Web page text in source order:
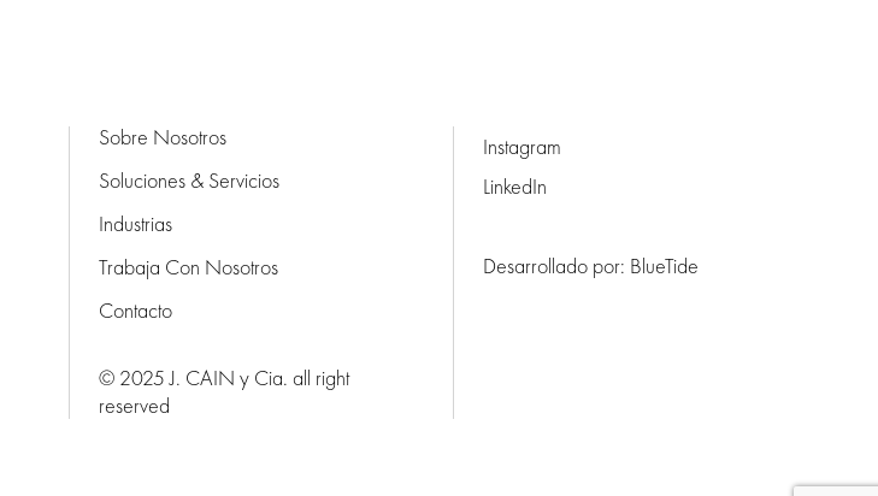
Sobre Nosotros
Soluciones & Servicios
Industrias
Trabaja Con Nosotros
Contacto
© 2025 J. CAIN y Cia. all right
reserved
Instagram
LinkedIn
Desarrollado por: BlueTide